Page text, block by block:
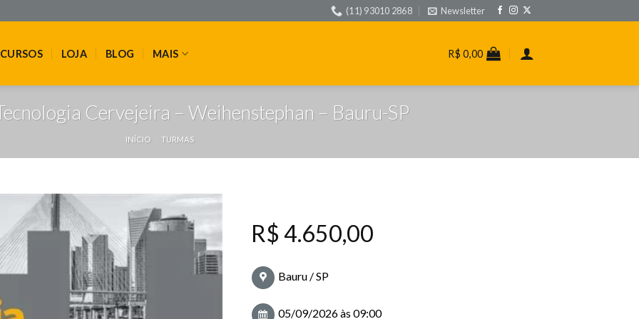
(11) 93010 2868 Newsletter
CURSOS LOJA BLOG MAIS R$ 0,00
Cervejeira – Weihenstephan – Bauru-SP
INÍCIO TURMAS
R$ 4.650,00
Bauru / SP
05/09/2026 às 09:00